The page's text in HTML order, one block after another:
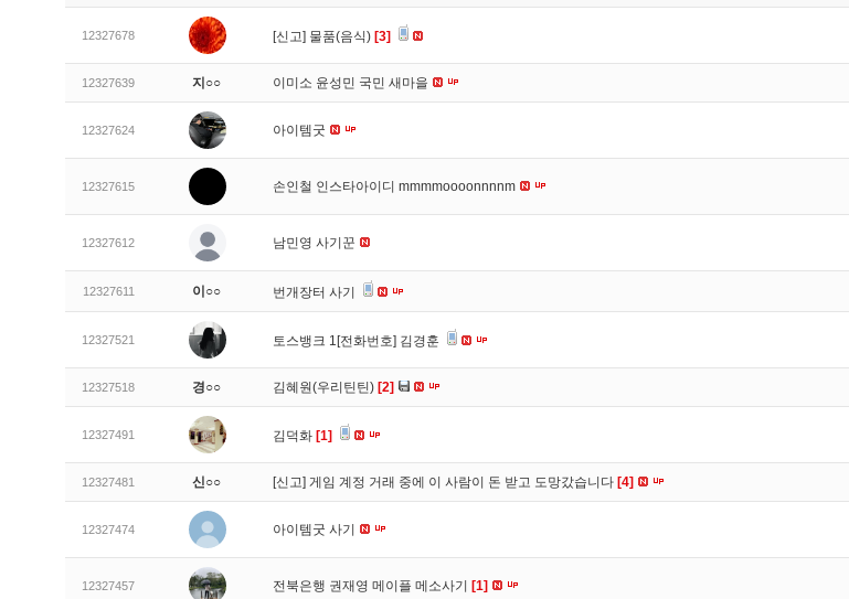
12327678 [신고] 물품(음식) [3]
12327639 지○○ 이미소 윤성민 국민 새마을
12327624 아이템굿
12327615 손인철 인스타아이디 mmmmoooonnnnm
12327612 남민영 사기꾼
12327611 이○○ 번개장터 사기
12327521 토스뱅크 1[전화번호] 김경훈
12327518 경○○ 김혜원(우리틴틴) [2]
12327491 김덕화 [1]
12327481 신○○ [신고] 게임 계정 거래 중에 이 사람이 돈 받고 도망갔습니다 [4]
12327474 아이템굿 사기
12327457 전북은행 권재영 메이플 메소사기 [1]